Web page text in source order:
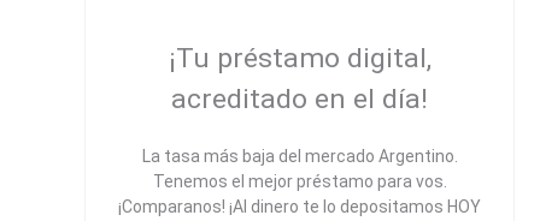
¡Tu préstamo digital,
acreditado en el día!
La tasa más baja del mercado Argentino.
Tenemos el mejor préstamo para vos.
¡Comparanos! ¡Al dinero te lo depositamos HOY